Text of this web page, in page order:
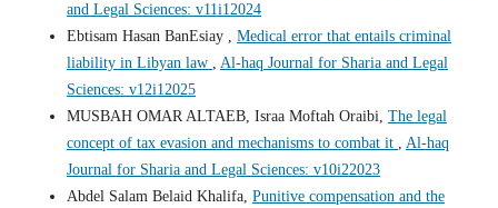
and Legal Sciences: v11i12024
Ebtisam Hasan BanEsiay , Medical error that entails criminal
liability in Libyan law , Al-haq Journal for Sharia and Legal
Sciences: v12i12025
MUSBAH OMAR ALTAEB, Israa Moftah Oraibi, The legal
concept of tax evasion and mechanisms to combat it , Al-haq
Journal for Sharia and Legal Sciences: v10i22023
Abdel Salam Belaid Khalifa, Punitive compensation and the